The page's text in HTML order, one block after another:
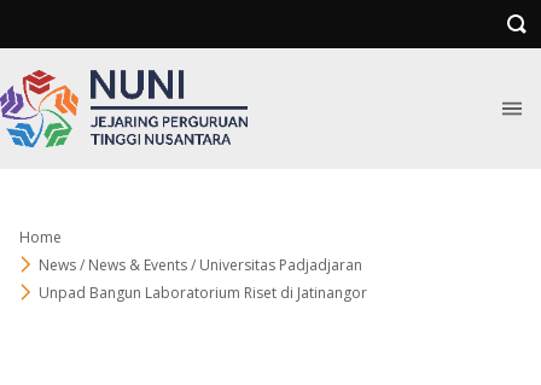
Home
News / News & Events / Universitas Padjadjaran
Unpad Bangun Laboratorium Riset di Jatinangor